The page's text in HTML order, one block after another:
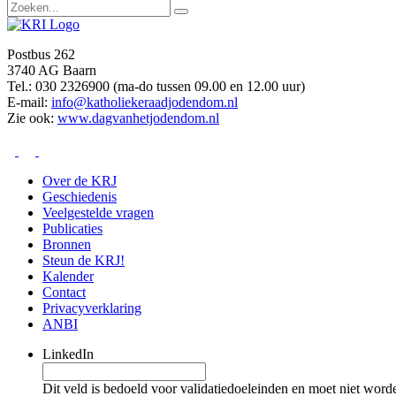
Postbus 262
3740 AG Baarn
Tel.: 030 2326900 (ma-do tussen 09.00 en 12.00 uur)
E-mail: info@katholiekeraadjodendom.nl
Zie ook: www.dagvanhetjodendom.nl
Over de KRJ
Geschiedenis
Veelgestelde vragen
Publicaties
Bronnen
Steun de KRJ!
Kalender
Contact
Privacyverklaring
ANBI
LinkedIn
Dit veld is bedoeld voor validatiedoeleinden en moet niet